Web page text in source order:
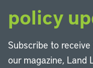
policy
Subscribe to
our magazine, Land